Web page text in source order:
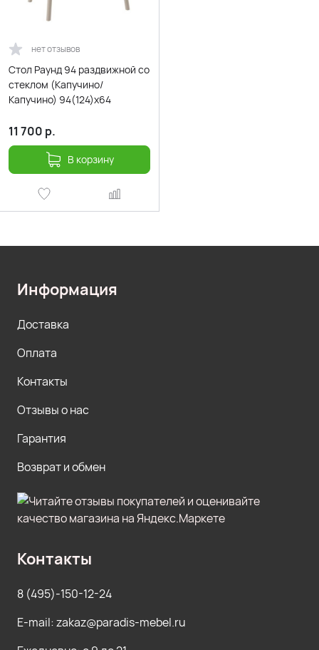
нет отзывов
Стол Раунд 94 раздвижной со
стеклом (Капучино/
Капучино) 94(124)х64
11 700 р.
В корзину
Информация
Доставка
Оплата
Контакты
Отзывы о нас
Гарантия
Возврат и обмен
Контакты
8 (495)-150-12-24
E-mail: zakaz@paradis-mebel.ru